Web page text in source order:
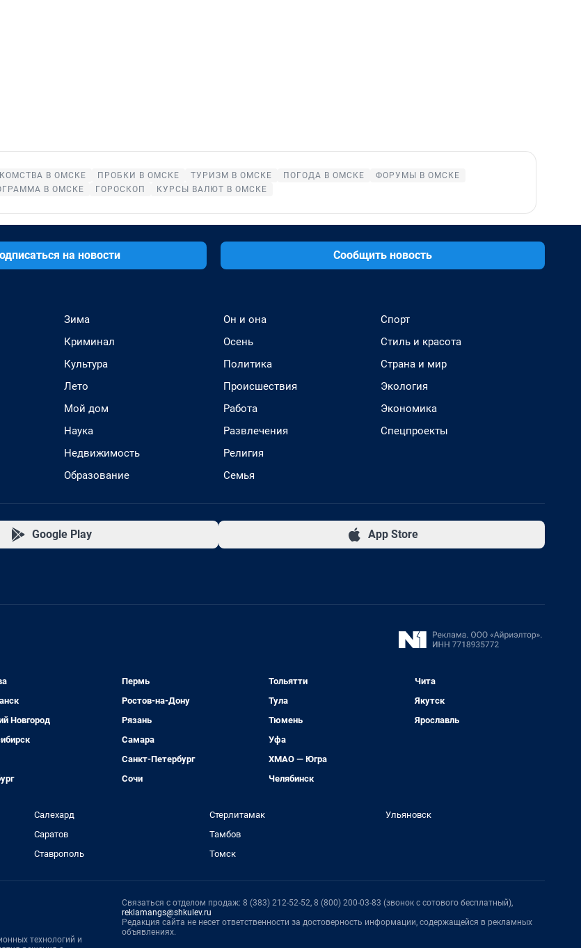
В ОМСКЕ ПРОБКИ В ОМСКЕ ТУРИЗМ В ОМСКЕ ПОГОДА В ОМСКЕ
ФОРУМЫ В ОМСКЕ
В ОМСКЕ
ГОРОСКОП КУРСЫ ВАЛЮТ В ОМСКЕ
на новости Сообщить новость
Зима
Криминал
Культура
Лето
Мой дом
Наука
Недвижимость
Образование
Он и она
Осень
Политика
Происшествия
Работа
Развлечения
Религия
Семья
Спорт
Стиль и красота
Страна и мир
Экология
Экономика
Спецпроекты
Google Play App Store
Новгород
Пермь
Ростов-на-Дону
Рязань
Самара
Санкт-Петербург
Сочи
Тольятти
Тула
Тюмень
Уфа
ХМАО — Югра
Челябинск
Чита
Якутск
Ярославль
Салехард
Саратов
Ставрополь
Стерлитамак
Тамбов
Томск
Ульяновск
технологий и
Связаться с отделом продаж: 8 (383) 212-52-52, 8 (800) 200-03-83 (звонок с сотового бесплатный),
reklamangs@shkulev.ru
Редакция сайта не несет ответственности за достоверность информации, содержащейся в рекламных
объявлениях.